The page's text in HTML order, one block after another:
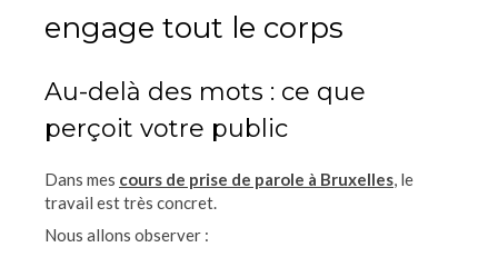
engage tout le corps
Au-delà des mots : ce que
perçoit votre public
Dans mes cours de prise de parole à Bruxelles, le
travail est très concret.
Nous allons observer :